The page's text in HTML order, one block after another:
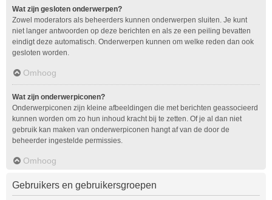
Wat zijn gesloten onderwerpen?
Zowel moderators als beheerders kunnen onderwerpen sluiten. Je kunt
niet langer antwoorden op deze berichten en als ze een peiling bevatten
eindigt deze automatisch. Onderwerpen kunnen om welke reden dan ook
gesloten worden.
Omhoog
Wat zijn onderwerpiconen?
Onderwerpiconen zijn kleine afbeeldingen die met berichten geassocieerd
kunnen worden om zo hun inhoud kracht bij te zetten. Of je al dan niet
gebruik kan maken van onderwerpiconen hangt af van de door de
beheerder ingestelde permissies.
Omhoog
Gebruikers en gebruikersgroepen